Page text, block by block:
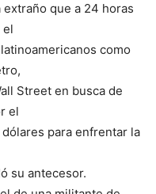
que a 24 horas
el
como
Street en busca de
el
para enfrentar la
su antecesor.